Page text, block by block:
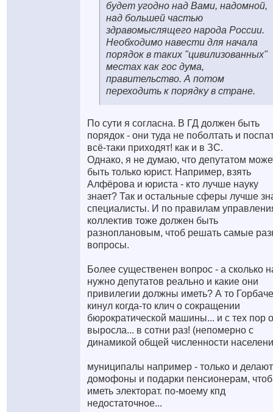
будет угодно над Вами, надомной,
над большей частью
здравомыслящего народа России.
Необходимо навести для начала
порядок в таких "цивилизованных"
местах как гос дума,
правительство. А потом
переходить к порядку в стране.
По сути я согласна. В ГД должен быть
порядок - они туда не поболтать и
всё-таки приходят! как и в ЗС.
Однако, я не думаю, что депутатом
быть только юрист. Например, взять
Алфёрова и юриста - кто лучше науку
знает? Так и остальные сферы лучше
специалисты. И по правилам
коллектив тоже должен быть
разноплановым, чтоб решать самые
вопросы.
Более существенен вопрос - а сколько
нужно депутатов реально и какие они
привилегии должны иметь? А то
кинул когда-то клич о сокращении
бюрократической машины... и с тех пор
выросла... в сотни раз! (непомерно с
динамикой общей численности
муниципалы например - только и
домофоны и подарки пенсионерам, чтоб
иметь электорат. по-моему кпд
недостаточное...